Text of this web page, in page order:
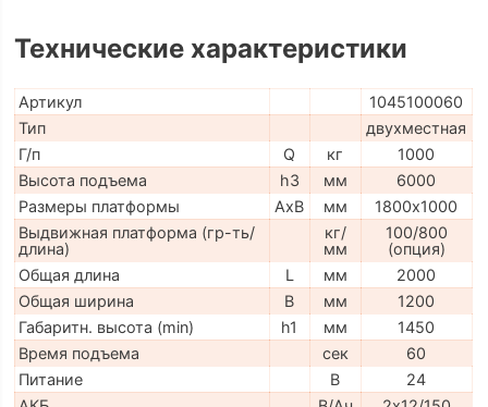
Технические характеристики
Артикул
1045100060
Тип
двухместная
Г/п
Q кг
1000
Высота подъема
h3 мм
6000
Размеры платформы
AxB мм
1800х1000
Выдвижная платформа (гр-ть/
длина)
кг/
мм
100/800
(опция)
Общая длина
L мм
2000
Общая ширина
B мм
1200
Габаритн. высота (min)
h1 мм
1450
Время подъема
сек
60
Питание
В
24